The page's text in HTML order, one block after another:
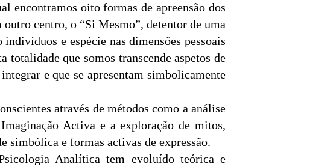
encontramos oito formas de apreensão dos
centro, o “Si Mesmo”, detentor de uma
e espécie nas dimensões pessoais
totalidade que somos transcende aspetos de
e que se apresentam simbolicamente
através de métodos como a análise
Activa e a exploração de mitos,
simbólica e formas activas de expressão.
Analítica tem evoluído teórica e